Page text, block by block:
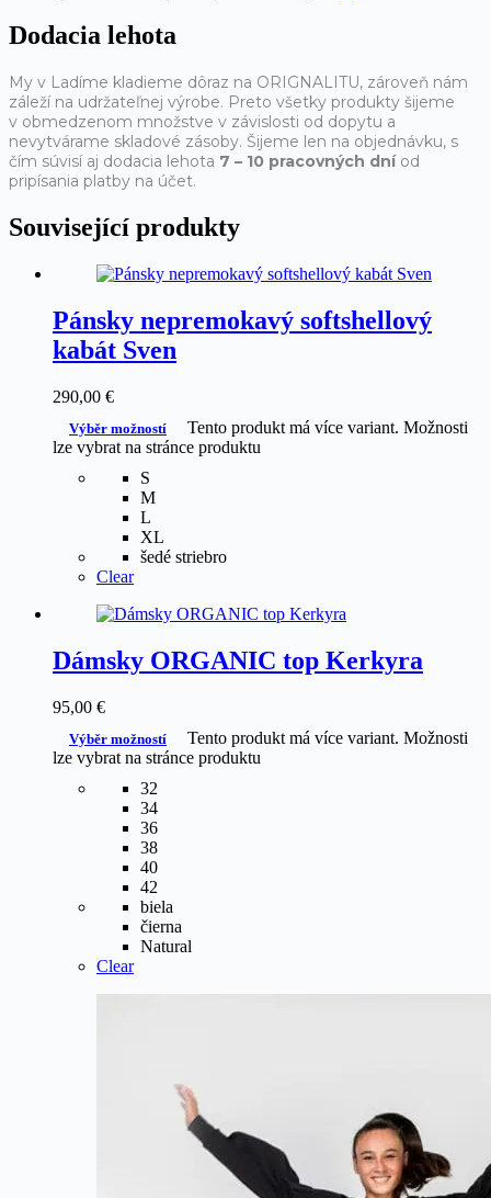
Dodacia lehota
My v Ladíme kladieme dôraz na ORIGNALITU, zároveň nám
záleží na udržateľnej výrobe. Preto všetky produkty šijeme
v obmedzenom množstve v závislosti od dopytu a
nevytvárame skladové zásoby. Šijeme len na objednávku, s
čím súvisí aj dodacia lehota 7 – 10 pracovných dníod
pripísania platby na účet.
Související produkty
Pánsky nepremokavý softshellový
kabát Sven
290,00 €
Výběr možností
Tento produkt má více variant. Možnosti
lze vybrat na stránce produktu
S
M
L
XL
šedé striebro
Clear
Dámsky ORGANIC top Kerkyra
95,00 €
Výběr možností
Tento produkt má více variant. Možnosti
lze vybrat na stránce produktu
32
34
36
38
40
42
biela
čierna
Natural
Clear